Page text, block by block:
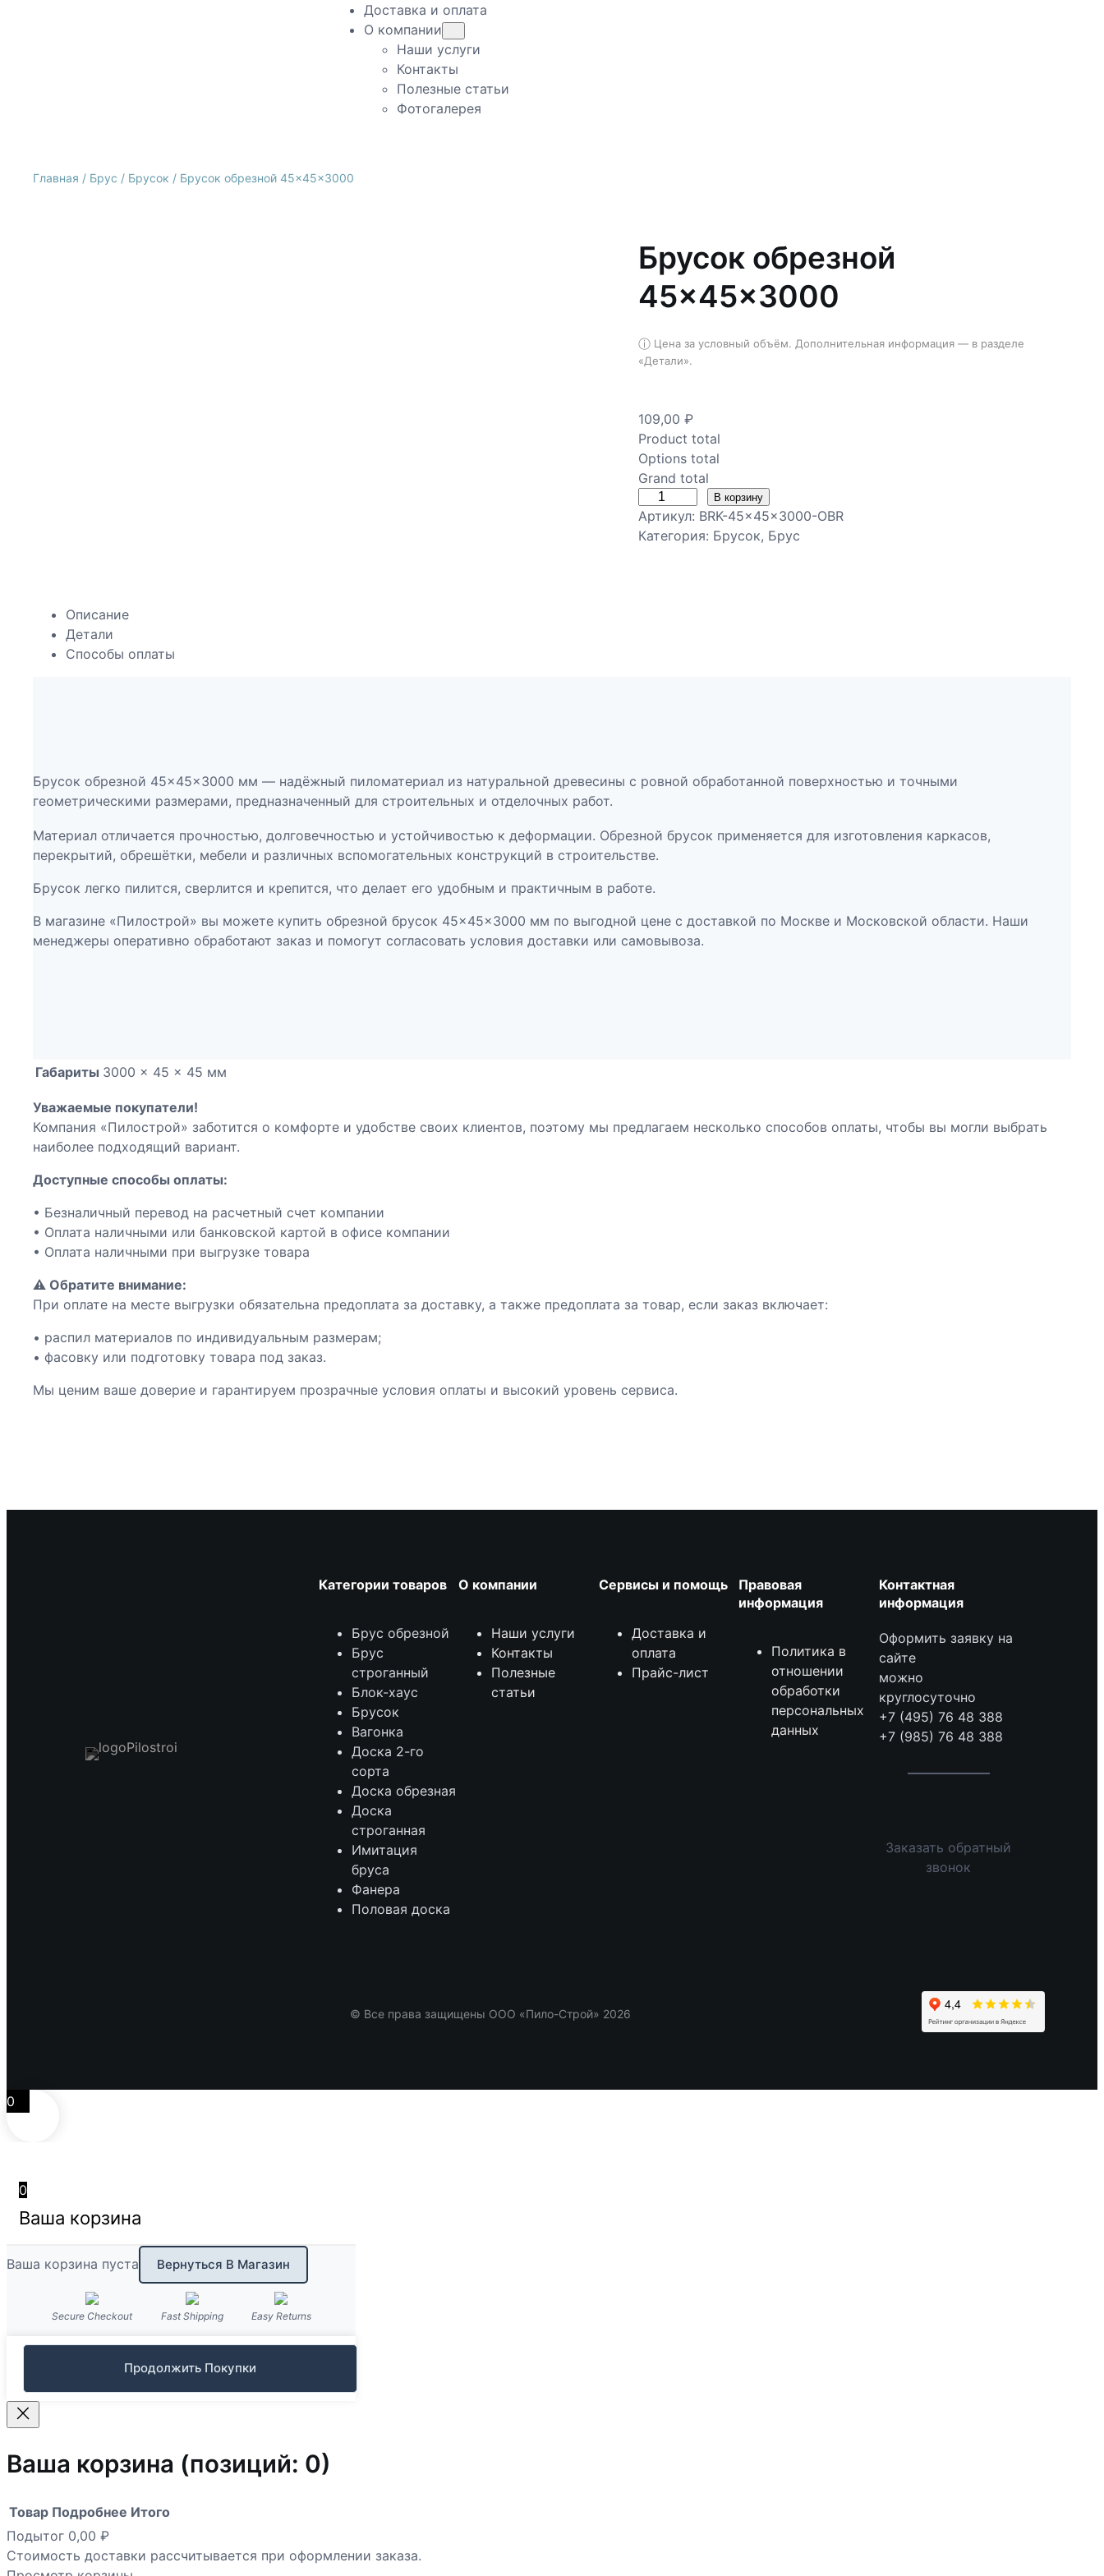
Доставка и оплата
О компании
Наши услуги
Контакты
Полезные статьи
Фотогалерея
Главная / Брус / Брусок / Брусок обрезной 45×45×3000
Брусок обрезной
45×45×3000
ⓘ Цена за условный объём. Дополнительная информация — в разделе
«Детали».
109,00₽
Product total
Options total
Grand total
о
л
а
р
у
о
о
б
×
В корзину
Артикул: BRK-45x45x3000-OBR
Категория: Брусок, Брус
Описание
Детали
Способы оплаты
Брусок обрезной 45×45×3000 мм — надёжный пиломатериал из натуральной древесины с ровной обработанной поверхностью и точными
геометрическими размерами, предназначенный для строительных и отделочных работ.
Материал отличается прочностью, долговечностью и устойчивостью к деформации. Обрезной брусок применяется для изготовления каркасов,
перекрытий, обрешётки, мебели и различных вспомогательных конструкций в строительстве.
Брусок легко пилится, сверлится и крепится, что делает его удобным и практичным в работе.
В магазине «Пилострой» вы можете купить обрезной брусок 45×45×3000 мм по выгодной цене с доставкой по Москве и Московской области. Наши
менеджеры оперативно обработают заказ и помогут согласовать условия доставки или самовывоза.
Габариты 3000 × 45 × 45 мм
Уважаемые покупатели!
Компания «Пилострой» заботится о комфорте и удобстве своих клиентов, поэтому мы предлагаем несколько способов оплаты, чтобы вы могли выбрать
наиболее подходящий вариант.
Доступные способы оплаты:
• Безналичный перевод на расчетный счет компании
• Оплата наличными или банковской картой в офисе компании
• Оплата наличными при выгрузке товара
⚠️ Обратите внимание:
При оплате на месте выгрузки обязательна предоплата за доставку, а также предоплата за товар, если заказ включает:
• распил материалов по индивидуальным размерам;
• фасовку или подготовку товара под заказ.
Мы ценим ваше доверие и гарантируем прозрачные условия оплаты и высокий уровень сервиса.
Категории товаров
Брус обрезной
Брус
строганный
Блок-хаус
Брусок
Вагонка
Доска 2-го
сорта
Доска обрезная
Доска
строганная
Имитация
бруса
Фанера
Половая доска
О компании
Наши услуги
Контакты
Полезные
статьи
Сервисы и помощь
Доставка и
оплата
Прайс-лист
Правовая
информация
Политика в
отношении
обработки
персональных
данных
Контактная
информация
Оформить заявку на
сайте
можно
круглосуточно
+7 (495) 76 48 388
+7 (985) 76 48 388
Заказать обратный
звонок
© Все права защищены ООО «Пило-Строй» 2026
0
0
Ваша корзина
Ваша корзина пуста Вернуться В Магазин
Secure Checkout Fast Shipping Easy Returns
Продолжить Покупки
Ваша корзина (позиций: 0)
Товары
Товар Подробнее Итого
Подытог 0,00 ₽
Стоимость доставки рассчитывается при оформлении заказа.